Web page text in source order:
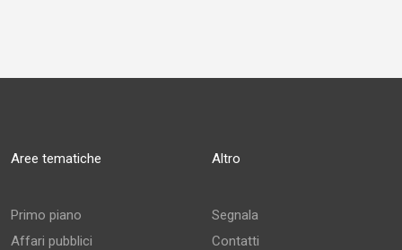
Aree tematiche
Primo piano
Affari pubblici
Altro
Segnala
Contatti